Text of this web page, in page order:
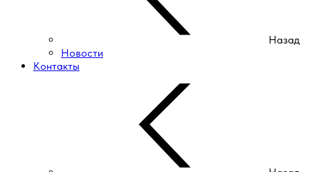
Назад
Новости
Контакты